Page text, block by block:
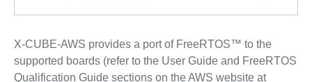
X-CUBE-AWS provides a port of FreeRTOS™ to the
supported boards (refer to the User Guide and FreeRTOS
Qualification Guide sections on the AWS website at